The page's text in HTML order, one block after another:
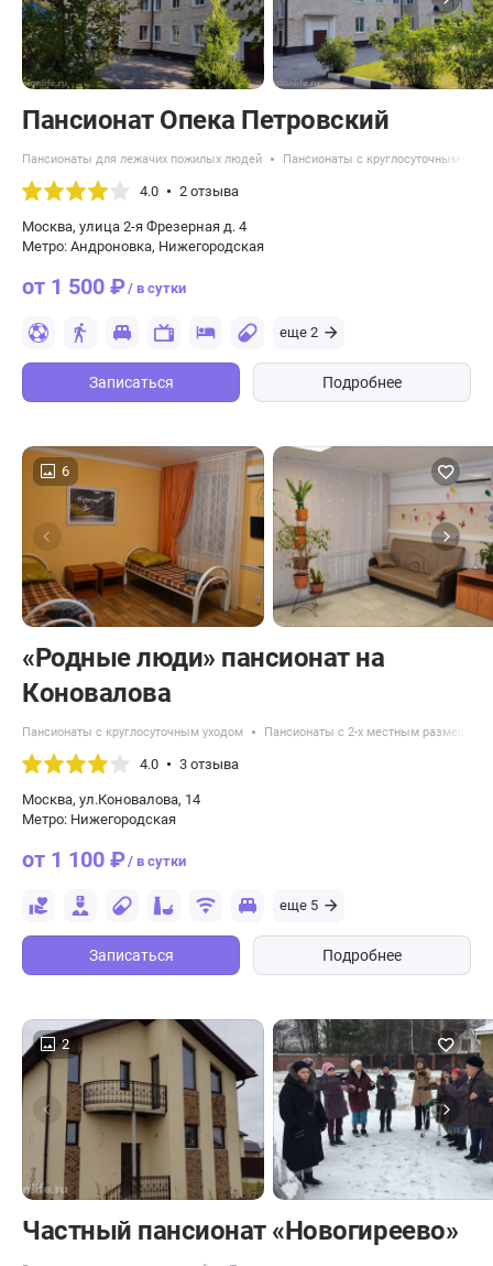
Пансионат Опека Петровский
Пансионаты для лежачих пожилых людей Пансионаты с круглосуточным
4.0 2 отзыва
Москва, улица 2-я Фрезерная д. 4
Метро: Андроновка, Нижегородская
от 1 500 ₽/ в сутки
еще 2
Записаться Подробнее
6
«Родные люди» пансионат на
Коновалова
Пансионаты с круглосуточным уходом Пансионаты с 2-х местным
4.0 3 отзыва
Москва, ул.Коновалова, 14
Метро: Нижегородская
от 1 100 ₽/ в сутки
еще 5
Записаться Подробнее
2
Частный пансионат «Новогиреево»